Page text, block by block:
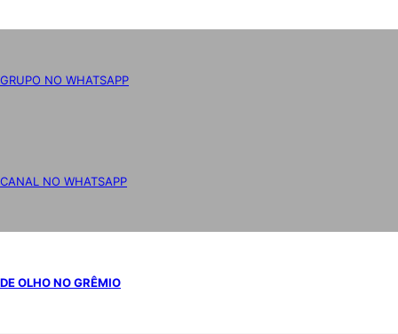
GRUPO NO WHATSAPP
CANAL NO WHATSAPP
DE OLHO NO GRÊMIO